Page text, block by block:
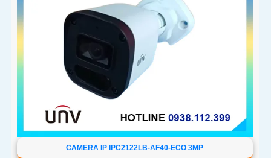
CAMERA IP IPC2122LB-AF40-ECO 3MP